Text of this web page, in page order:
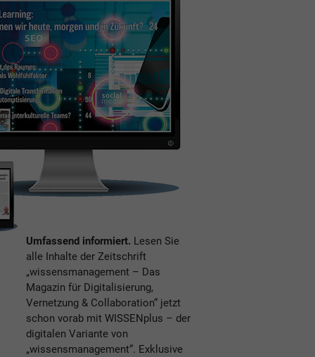
Umfassend informiert. Lesen Sie
alle Inhalte der Zeitschrift
„wissensmanagement – Das
Magazin für Digitalisierung,
Vernetzung & Collaboration“ jetzt
schon vorab mit WISSENplus – der
digitalen Variante von
„wissensmanagement“. Exklusive